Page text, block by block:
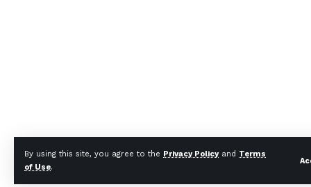
By using this site, you agree to the Privacy Policyand Terms
of Use.